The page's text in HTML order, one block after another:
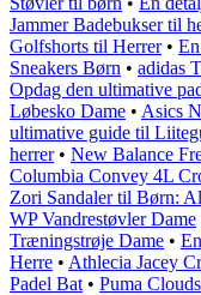
Jammer Badebukser til
Golfshorts til Herrer•
Sneakers Børn • adidas
Opdag den ultimative
Løbesko Dame • Asics
ultimative guide til
herrer• New Balance
Columbia Convey 4L
Zori Sandaler til Børn:
WP Vandrestøvler Dame
Træningstrøje Dame •
Herre • Athlecia Jacey
Padel Bat • Puma